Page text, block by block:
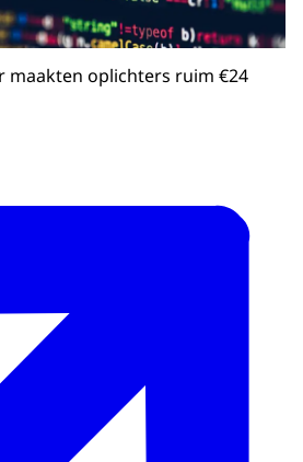
maakten oplichters ruim €24